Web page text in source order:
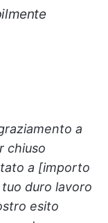
a
chiuso
a [importo
duro lavoro
esito